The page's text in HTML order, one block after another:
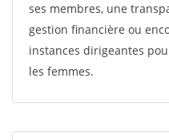
ses membres, une
gestion financière ou
instances dirigeantes
les femmes.